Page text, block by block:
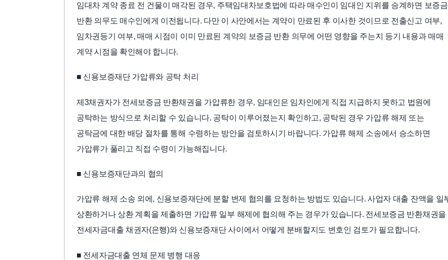
임대차 계약 종료 전 건물이 매각된 경우, 주택임대차보호법에 따라 매수인이 임대인 지위를 승계하면 보증금
반환 의무도 매수인에게 이전됩니다. 다만 이 사안에서는 계약이 만료된 후 이사한 것이므로 전출신고 여부,
임차권등기 여부, 매매 시점이 이미 만료된 계약의 보증금 반환 의무에 어떤 영향을 주는지 등기 내용과 매매
계약 시점을 확인해야 합니다.
■ 신용보증재단 가압류와 공탁 처리
제3채권자가 전세보증금 반환채권을 가압류한 경우, 임대인은 임차인에게 직접 지급하지 못하고 법원에
공탁하는 방식으로 처리할 수 있습니다. 공탁이 이루어졌는지 확인하고, 공탁된 경우 가압류 해제 또는
공탁금에 대한 배당 절차를 통해 수령하는 방안을 검토하시기 바랍니다. 가압류 해제 소송에서 승소하면
가압류가 풀리고 직접 수령이 가능해집니다.
■ 신용보증재단과의 협의
가압류 해제 소송 외에, 신용보증재단에 분할 변제 협의를 요청하는 방법도 있습니다. 사업자 대출 잔액을 일
상환하거나 상환 계획을 제출하면 가압류 일부 해제에 협의해 주는 경우가 있습니다. 전세보증금 반환채권을
전세자금대출 채권자(은행)와 신용보증재단 사이에서 어떻게 분배할지도 변호인 검토가 필요합니다.
■ 전세자금대출 연체 문제 병행 대응